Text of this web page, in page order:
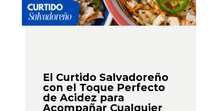
El Curtido Salvadoreño
con el Toque Perfecto
de Acidez para
Acompañar Cualquier